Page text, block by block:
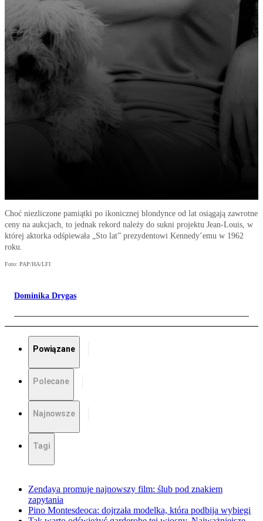
Choć niezliczone pamiątki po ikonicznej blondynce od lat osiągają zawrotne
ceny na aukcjach, to jednak rekord należy do sukni projektu Jean-Louis, w
której aktorka odśpiewała „Sto lat” prezydentowi Kennedy’emu w 1962
roku.
Foto: PAP/HA/LFI
Dominika Drygas
Powiązane
Polecane
Najnowsze
Tagi
Zendaya promuje najnowszy film: ślub pod znakiem
zapytania
Pino Montesdeoca: dojrzała modelka, która podbija wybiegi